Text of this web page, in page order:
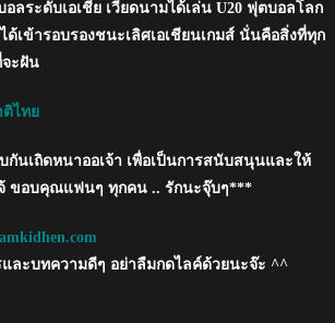
ลระดับเอเชีย เวียดนามได้เล่น U20 ฟุตบอลโลก
ด้เข้ารอบรองชนะเลิศเอเชียนเกมส์ นั่นคือสิ่งที่ทุก
ะฝัน
ไทย
นเถิดหนาออเจ้า เพื่อเป็นการสนับสนุนและให้
จ้ ขอบคุณแฟนๆ ทุกคน .. รักนะจุ๊บๆ***
ละบทความดีๆ อย่าลืมกดไลค์ด้วยนะจ๊ะ ^^